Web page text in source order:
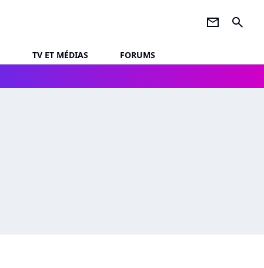
newsletter search
TV ET MÉDIAS
FORUMS